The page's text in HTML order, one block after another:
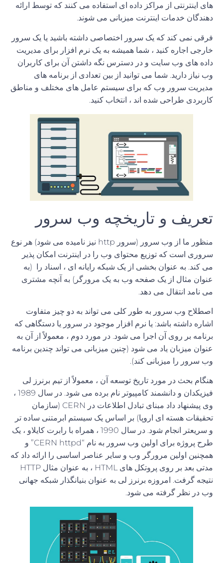
های اینترنتی از مراکز داده ای استفاده می کنند که توسط ارائه
دهندگان خدمات اینترنت میزبانی می شوند.
فرقی نمی کند که یک سرور اختصاصی داشته باشید یا یک سرور
خارجی اجاره کنید ، شما همیشه به یک نرم افزار برای مدیریت
داده های وب سایت و در دسترس نگه داشتن آن برای کاربران
وب نیاز دارید. شما می توانید از بین تعدادی از برنامه های
مدیریت سرور وب که برای سیستم عامل های مختلف و مناطق
کاربردی طراحی شده اند ، انتخاب کنید.
تعریف و تاریخچه وب سرور
منظور ما از وب سرور (سرور http نیز نامیده می شود) هر نوع
سروری است که توزیع محتوای وب را در اینترنت امکان پذیر
می کند. به عنوان بخشی از یک شبکه رایانه ای ، اسناد را (به
عنوان مثال از یک صفحه وب به یک مرورگر) به آنچه مشتری
می نامد انتقال می دهد.
اصطلاح وب سرور به طور کلی می تواند به دو چیز متفاوت
اشاره داشته باشد: یا نرم افزار موجود در سرور یا دستگاهی که
برنامه بر روی آن اجرا می شود. در مورد دوم ، معمولاً از آن به
عنوان میزبان یاد می شود (چنین میزبانی می تواند چندین برنامه
وب سرور را میزبانی کند).
هنگام بحث در مورد تاریخ توسعه آن ، معمولاً از تیم برنرز لی
فیزیکدان و دانشمند کامپیوتر نام برده می شود. در سال 1989 ،
وی پیشنهاد داد مبنای تبادل اطلاعات در CERN (سازمان
تحقیقات هسته ای اروپا) بر اساس یک سیستم ابرمتنی ساده تر
و سریعتر انجام شود. در سال 1990 ، همراه با رابرت کایلاو ، یک
طرح پروژه برای اولین وب سرور به نام “CERN httpd” و
همچنین اولین مرورگر وب و سایر عناصر اساسی را ارائه داد که
مدتی بعد بر روی پروتکل های HTML ، به عنوان مثال HTTP
نتیجه گرفت. امروزه برنرز لی به عنوان بنیانگذار شبکه جهانی
وب در نظر گرفته می شود.